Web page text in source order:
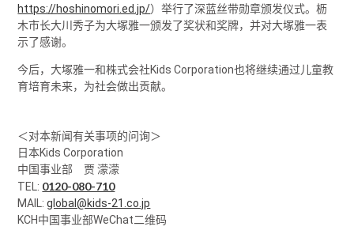
https://hoshinomori.ed.jp/）举行了深蓝丝带勋章颁发仪式。枥
木市长大川秀子为大塚雅一颁发了奖状和奖牌，并对大塚雅一表
示了感谢。
今后，大塚雅一和株式会社Kids Corporation也将继续通过儿童教
育培育未来，为社会做出贡献。
＜对本新闻有关事项的问询＞
日本Kids Corporation
中国事业部 贾 濛濛
TEL: 0120-080-710
MAIL:global@kids-21.co.jp
KCH中国事业部WeChat二维码